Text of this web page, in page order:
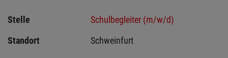
Stelle
Schulbegleiter (m/w/d)
Standort
Schweinfurt